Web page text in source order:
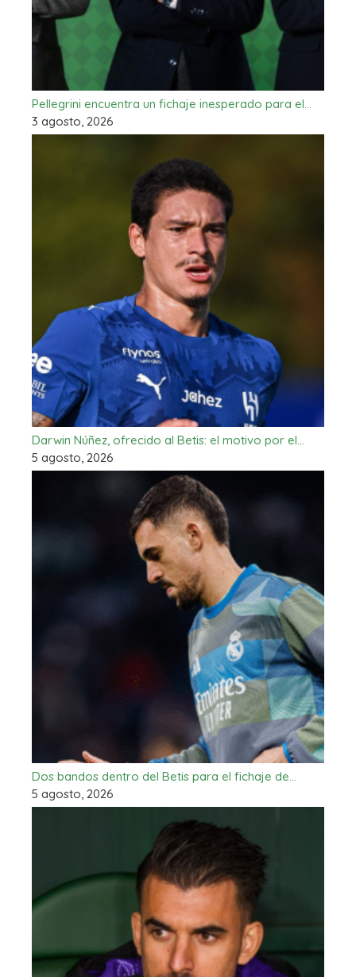
Pellegrini encuentra un fichaje inesperado para el…
3 agosto, 2026
Darwin Núñez, ofrecido al Betis: el motivo por el…
5 agosto, 2026
Dos bandos dentro del Betis para el fichaje de…
5 agosto, 2026